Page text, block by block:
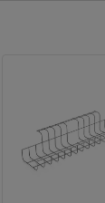
Birajte